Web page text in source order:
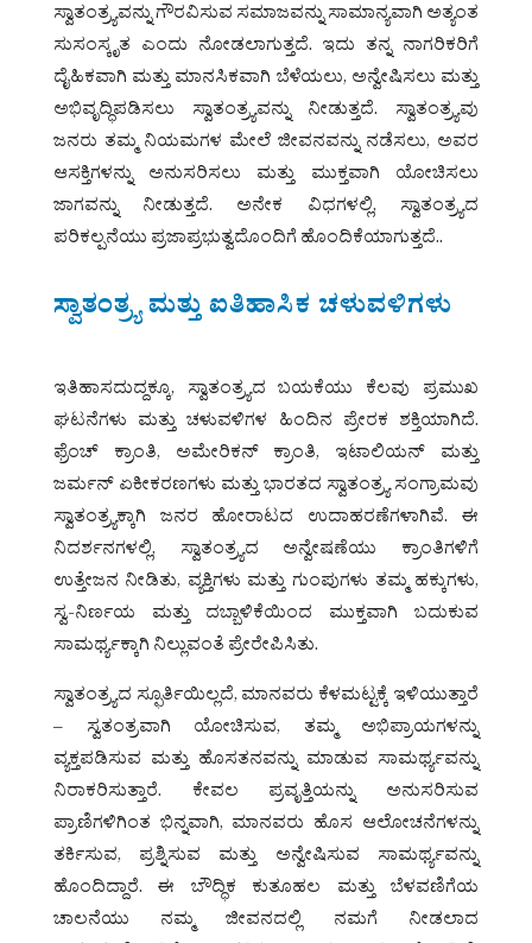
ಸ್ವಾತಂತ್ರ್ಯವನ್ನು ಗೌರವಿಸುವ ಸಮಾಜವನ್ನು ಸಾಮಾನ್ಯವಾಗಿ ಅತ್ಯಂತ
ಸುಸಂಸ್ಕೃತ ಎಂದು ನೋಡಲಾಗುತ್ತದೆ. ಇದು ತನ್ನ ನಾಗರಿಕರಿಗೆ
ದೈಹಿಕವಾಗಿ ಮತ್ತು ಮಾನಸಿಕವಾಗಿ ಬೆಳೆಯಲು, ಅನ್ವೇಷಿಸಲು ಮತ್ತು
ಅಭಿವೃದ್ಧಿಪಡಿಸಲು ಸ್ವಾತಂತ್ರ್ಯವನ್ನು ನೀಡುತ್ತದೆ. ಸ್ವಾತಂತ್ರ್ಯವು
ಜನರು ತಮ್ಮ ನಿಯಮಗಳ ಮೇಲೆ ಜೀವನವನ್ನು ನಡೆಸಲು, ಅವರ
ಆಸಕ್ತಿಗಳನ್ನು ಅನುಸರಿಸಲು ಮತ್ತು ಮುಕ್ತವಾಗಿ ಯೋಚಿಸಲು
ಜಾಗವನ್ನು ನೀಡುತ್ತದೆ. ಅನೇಕ ವಿಧಗಳಲ್ಲಿ, ಸ್ವಾತಂತ್ರ್ಯದ
ಪರಿಕಲ್ಪನೆಯು ಪ್ರಜಾಪ್ರಭುತ್ವದೊಂದಿಗೆ ಹೊಂದಿಕೆಯಾಗುತ್ತದೆ..
ಸ್ವಾತಂತ್ರ್ಯ ಮತ್ತು ಐತಿಹಾಸಿಕ ಚಳುವಳಿಗಳು
ಇತಿಹಾಸದುದ್ದಕ್ಕೂ, ಸ್ವಾತಂತ್ರ್ಯದ ಬಯಕೆಯು ಕೆಲವು ಪ್ರಮುಖ
ಘಟನೆಗಳು ಮತ್ತು ಚಳುವಳಿಗಳ ಹಿಂದಿನ ಪ್ರೇರಕ ಶಕ್ತಿಯಾಗಿದೆ.
ಫ್ರೆಂಚ್ ಕ್ರಾಂತಿ, ಅಮೇರಿಕನ್ ಕ್ರಾಂತಿ, ಇಟಾಲಿಯನ್ ಮತ್ತು
ಜರ್ಮನ್ ಏಕೀಕರಣಗಳು ಮತ್ತು ಭಾರತದ ಸ್ವಾತಂತ್ರ್ಯ ಸಂಗ್ರಾಮವು
ಸ್ವಾತಂತ್ರ್ಯಕ್ಕಾಗಿ ಜನರ ಹೋರಾಟದ ಉದಾಹರಣೆಗಳಾಗಿವೆ. ಈ
ನಿದರ್ಶನಗಳಲ್ಲಿ, ಸ್ವಾತಂತ್ರ್ಯದ ಅನ್ವೇಷಣೆಯು ಕ್ರಾಂತಿಗಳಿಗೆ
ಉತ್ತೇಜನ ನೀಡಿತು, ವ್ಯಕ್ತಿಗಳು ಮತ್ತು ಗುಂಪುಗಳು ತಮ್ಮ ಹಕ್ಕುಗಳು,
ಸ್ವ-ನಿರ್ಣಯ ಮತ್ತು ದಬ್ಬಾಳಿಕೆಯಿಂದ ಮುಕ್ತವಾಗಿ ಬದುಕುವ
ಸಾಮರ್ಥ್ಯಕ್ಕಾಗಿ ನಿಲ್ಲುವಂತೆ ಪ್ರೇರೇಪಿಸಿತು.
ಸ್ವಾತಂತ್ರ್ಯದ ಸ್ಫೂರ್ತಿಯಿಲ್ಲದೆ, ಮಾನವರು ಕೆಳಮಟ್ಟಕ್ಕೆ ಇಳಿಯುತ್ತಾರೆ
– ಸ್ವತಂತ್ರವಾಗಿ ಯೋಚಿಸುವ, ತಮ್ಮ ಅಭಿಪ್ರಾಯಗಳನ್ನು
ವ್ಯಕ್ತಪಡಿಸುವ ಮತ್ತು ಹೊಸತನವನ್ನು ಮಾಡುವ ಸಾಮರ್ಥ್ಯವನ್ನು
ನಿರಾಕರಿಸುತ್ತಾರೆ. ಕೇವಲ ಪ್ರವೃತ್ತಿಯನ್ನು ಅನುಸರಿಸುವ
ಪ್ರಾಣಿಗಳಿಗಿಂತ ಭಿನ್ನವಾಗಿ, ಮಾನವರು ಹೊಸ ಆಲೋಚನೆಗಳನ್ನು
ತರ್ಕಿಸುವ, ಪ್ರಶ್ನಿಸುವ ಮತ್ತು ಅನ್ವೇಷಿಸುವ ಸಾಮರ್ಥ್ಯವನ್ನು
ಹೊಂದಿದ್ದಾರೆ. ಈ ಬೌದ್ಧಿಕ ಕುತೂಹಲ ಮತ್ತು ಬೆಳವಣಿಗೆಯ
ಚಾಲನೆಯು ನಮ್ಮ ಜೀವನದಲ್ಲಿ ನಮಗೆ ನೀಡಲಾದ